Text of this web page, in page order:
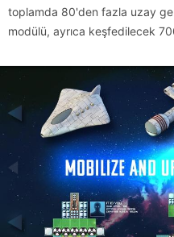
toplamda 80'den fazla uzay
modülü, ayrıca keşfedilecek